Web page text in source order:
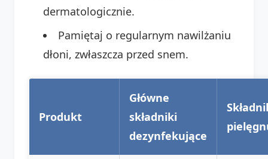
dermatologicznie.
Pamiętaj o regularnym nawilżaniu
dłoni, zwłaszcza przed snem.
Produkt
Główne
składniki
dezynfekujące